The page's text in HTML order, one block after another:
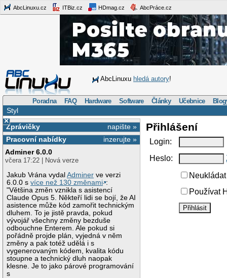
AbcLinuxu.cz ITBiz.cz HDmag.cz AbcPráce.cz
AbcLinuxu hledá autory!
Poradna FAQ Hardware Software Články Učebnice
Styl
×
napište »
Zprávičky
inzerujte »
Pracovní nabídky
Adminer 6.0.0
včera 17:22 | Nová verze
Jakub Vrána vydalAdminer ve verzi
6.0.0 svíce než 130 změnami :
"Většina změn vznikla s asistencí
Claude Opus 5. Někteří lidi se bojí, že AI
asistence může kód zamořit technickým
dluhem. To je jistě pravda, pokud
vývojář všechny změny bezduše
odbouchne Enterem. Ale pokud si
pořádně projde plán, vyjedná v něm
změny a pak totéž udělá i s
vygenerovaným kódem, kvalita kódu
stoupne a technický dluh naopak
klesne. Je to jako párové programování
s
Přihlášení
Login:
Heslo:
Používat